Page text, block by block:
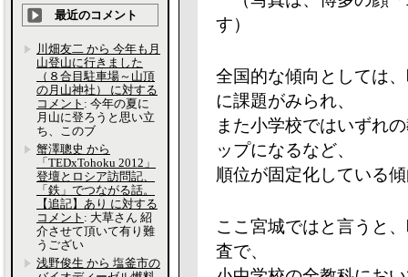
す）
全国的な傾向としては
に課題がみられ、
また小学校ではいずれ
ップになるなど、
順位が固定化している
ここ宮城ではと言うと
査で、
最近のコメント
川畑友二 から 今年も月
山登山に行きました
（８合目駐車場～山頂
の月山神社） に対する
コメント : 今年の夏に
月山に登ろうと思い立
ち、このブ
蟹澤聰史 から
「TEDxTohoku 2012」
登壇とロシア訪問記、
「鉄」でつながる話。
【追記】あり に対する
コメント : 大草さん 紹
介させて頂いて有り難
うござい
浅野俊生 から 塩釜市の